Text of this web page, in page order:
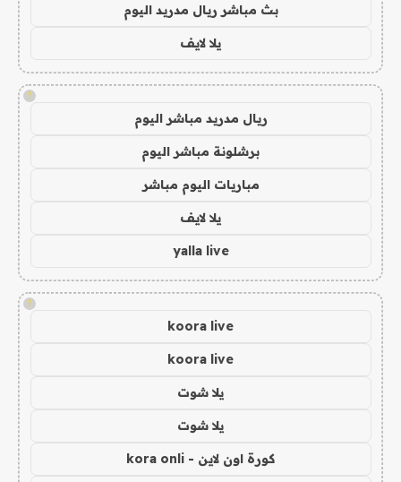
بث مباشر ريال مدريد اليوم
يلا لايف
!
ريال مدريد مباشر اليوم
برشلونة مباشر اليوم
مباريات اليوم مباشر
يلا لايف
yalla live
!
koora live
koora live
يلا شوت
يلا شوت
كورة اون لاين - kora onli